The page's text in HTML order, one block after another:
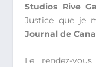
Studios Rive
Justice que je
Journal de
Le rendez-